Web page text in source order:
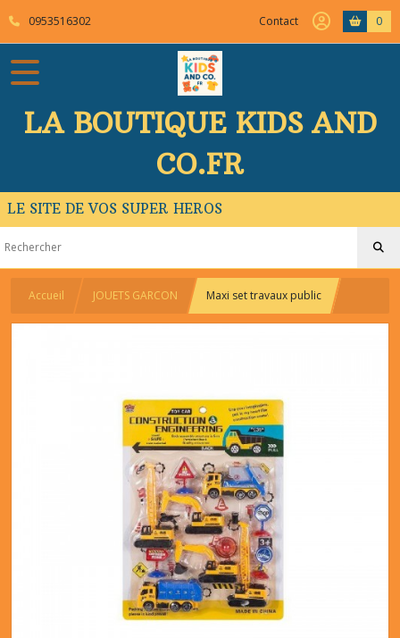
0953516302 Contact 0
LA BOUTIQUE KIDS AND
CO.FR
LE SITE DE VOS SUPER HEROS
Accueil JOUETS GARCON Maxi set travaux public